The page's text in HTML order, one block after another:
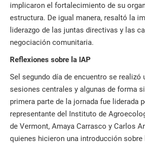
implicaron el fortalecimiento de su
estructura. De igual manera, resaltó la
liderazgo de las juntas directivas y las
negociación comunitaria.
Reflexiones sobre la IAP
Sel segundo día de encuentro se realizó
sesiones centrales y algunas de forma
primera parte de la jornada fue liderada
representante del Instituto de
de Vermont, Amaya Carrasco y Carlos
quienes hicieron una introducción sobre